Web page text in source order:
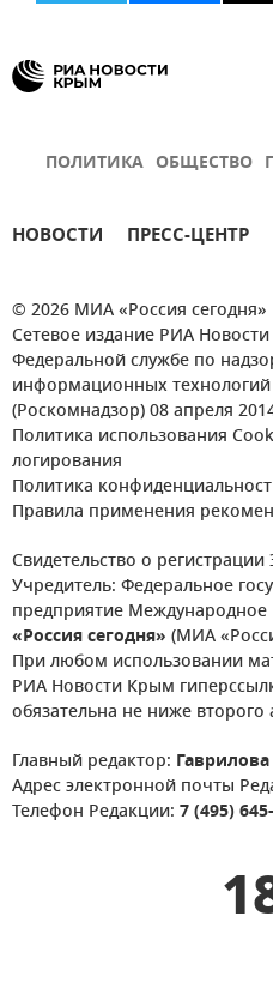
ПОЛИТИКА ОБЩЕСТВО
НОВОСТИ ПРЕСС-ЦЕНТР
© 2026 МИА «Россия сегодня»
Сетевое издание РИА
Федеральной службе по
информационных
(Роскомнадзор) 08 апреля
Политика использования
логирования
Политика
Правила применения
Свидетельство о
Учредитель: Федеральное
предприятие
«Россия сегодня» (МИА
При любом использовании
РИА Новости Крым
обязательна не ниже второго
Главный редактор:
Адрес электронной почты
Телефон Редакции: 7 (495)